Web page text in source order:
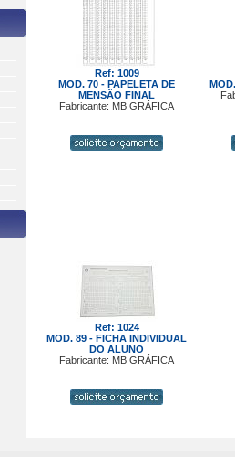
Ref: 1009
MOD. 70 - PAPELETA DE
MENSÃO FINAL
Fabricante: MB GRÁFICA
Ref: 1024
MOD. 89 - FICHA INDIVIDUAL
DO ALUNO
Fabricante: MB GRÁFICA